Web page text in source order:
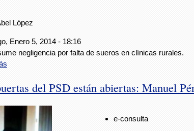
López
Enero 5, 2014 - 18:16
negligencia por falta de sueros en clínicas rurales.
del PSD están abiertas: Manuel
e-consulta